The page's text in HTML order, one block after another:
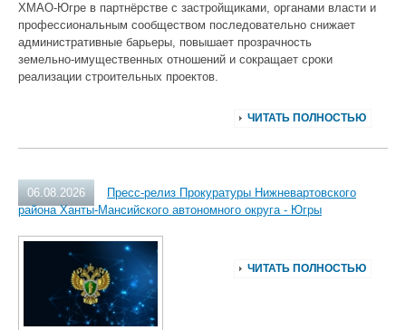
ХМАО‑Югре в партнёрстве с застройщиками, органами власти и
профессиональным сообществом последовательно снижает
административные барьеры, повышает прозрачность
земельно‑имущественных отношений и сокращает сроки
реализации строительных проектов.
ЧИТАТЬ ПОЛНОСТЬЮ
06.08.2026
Пресс-релиз Прокуратуры Нижневартовского
района Ханты-Мансийского автономного округа - Югры
ЧИТАТЬ ПОЛНОСТЬЮ